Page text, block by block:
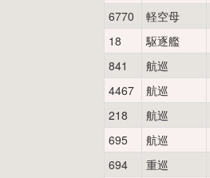
6770
軽空母
18
駆逐艦
841
航巡
4467
航巡
218
航巡
695
航巡
694
重巡